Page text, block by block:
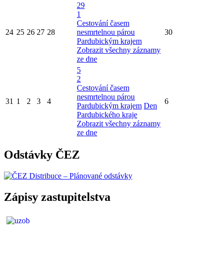
24 25 26 27 28
29
1
Cestování časem
nesmrtelnou párou
Pardubickým krajem
Zobrazit všechny záznamy
ze dne
30
31 1 2 3 4
5
2
Cestování časem
nesmrtelnou párou
Pardubickým krajem Den
Pardubického kraje
Zobrazit všechny záznamy
ze dne
6
Odstávky ČEZ
Zápisy zastupitelstva